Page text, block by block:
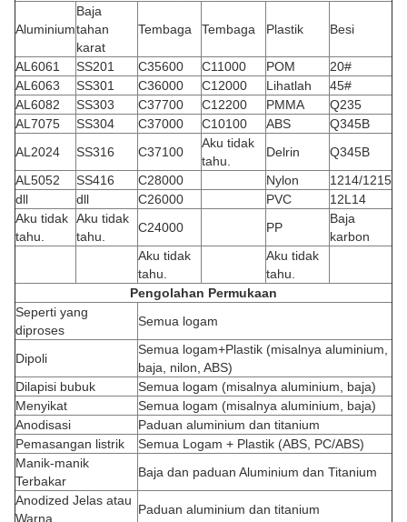
Aluminium
Baja
tahan
karat
Tembaga Tembaga Plastik Besi
AL6061 SS201 C35600 C11000 POM
20#
AL6063
SS301 C36000 C12000 Lihatlah
45#
AL6082
SS303 C37700 C12200 PMMA
Q235
AL7075
SS304 C37000 C10100 ABS
Q345B
AL2024
SS316 C37100
Aku tidak
tahu.
Delrin
Q345B
AL5052
SS416 C28000 Nylon
1214/1215
dll
dll C26000 PVC
12L14
Aku tidak
tahu.
Aku tidak
tahu.
C24000 PP
Baja
karbon
Aku tidak
tahu.
Aku tidak
tahu.
Pengolahan Permukaan
Seperti yang
diproses
Semua logam
Dipoli
Semua logam+Plastik (misalnya aluminium,
baja, nilon, ABS)
Dilapisi bubuk
Semua logam (misalnya aluminium, baja)
Menyikat
Semua logam (misalnya aluminium, baja)
Anodisasi
Paduan aluminium dan titanium
Pemasangan listrik
Semua Logam + Plastik (ABS, PC/ABS)
Manik-manik
Terbakar
Baja dan paduan Aluminium dan Titanium
Anodized Jelas atau
Warna
Paduan aluminium dan titanium